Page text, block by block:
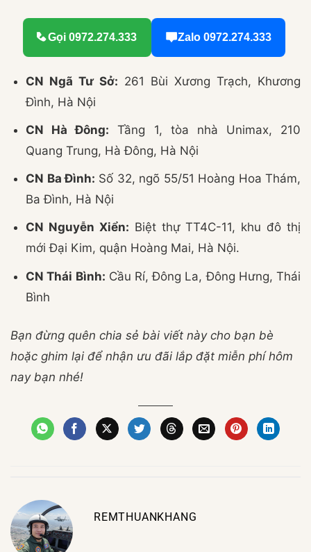
Gọi 0972.274.333 Zalo 0972.274.333
CN Ngã Tư Sở: 261 Bùi Xương Trạch, Khương
Đình, Hà Nội
CN Hà Đông: Tầng 1, tòa nhà Unimax, 210
Quang Trung, Hà Đông, Hà Nội
CN Ba Đình: Số 32, ngõ 55/51 Hoàng Hoa Thám,
Ba Đình, Hà Nội
CN Nguyễn Xiển: Biệt thự TT4C-11, khu đô thị
mới Đại Kim, quận Hoàng Mai, Hà Nội.
CN Thái Bình: Cầu Rí, Đông La, Đông Hưng, Thái
Bình
Bạn đừng quên chia sẻ bài viết này cho bạn bè
hoặc ghim lại để nhận ưu đãi lắp đặt miễn phí hôm
nay bạn nhé!
REMTHUANKHANG